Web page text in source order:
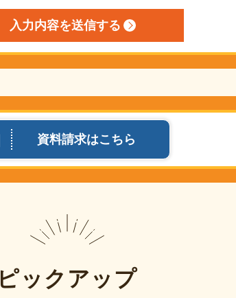
資料請求はこちら
ピックアップ